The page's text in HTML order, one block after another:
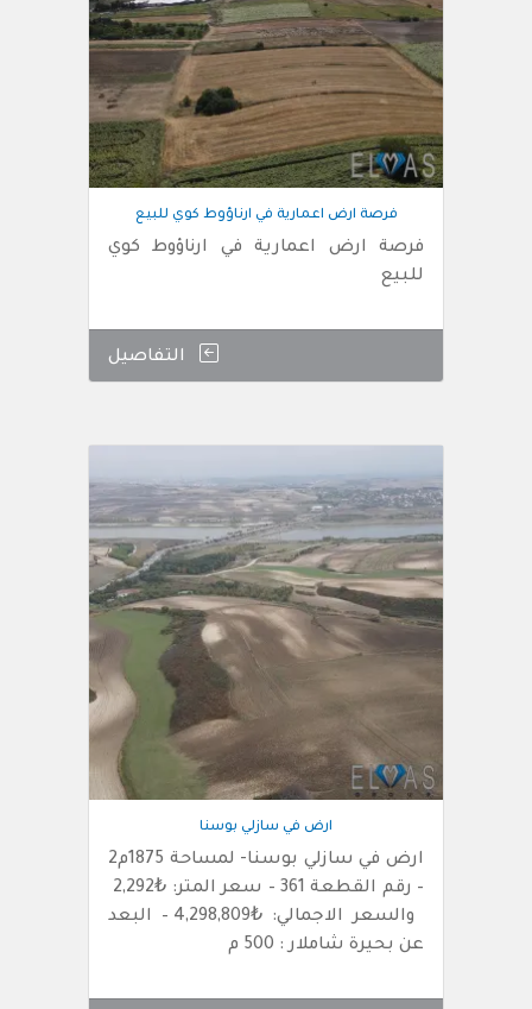
فرصة ارض اعمارية في ارناؤوط كوي للبيع
فرصة ارض اعمارية في ارناؤوط كوي
للبيع
التفاصيل
ارض في سازلي بوسنا
ارض في سازلي بوسنا- لمساحة 1875م2
والسعر الاجمالي: ₺4,298,809 – البعد
عن بحيرة شاملار : 500 م